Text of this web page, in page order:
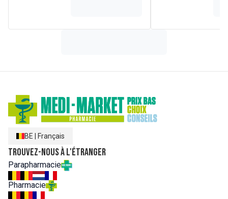
BE Français
Trouvez-nous à l'étranger
Parapharmacie
Pharmacie